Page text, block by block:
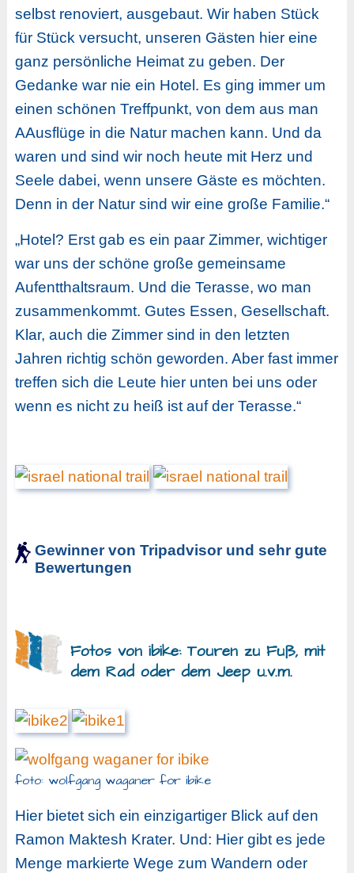
selbst renoviert, ausgebaut. Wir haben Stück
für Stück versucht, unseren Gästen hier eine
ganz persönliche Heimat zu geben. Der
Gedanke war nie ein Hotel. Es ging immer um
einen schönen Treffpunkt, von dem aus man
AAusflüge in die Natur machen kann. Und da
waren und sind wir noch heute mit Herz und
Seele dabei, wenn unsere Gäste es möchten.
Denn in der Natur sind wir eine große Familie.“
„Hotel? Erst gab es ein paar Zimmer, wichtiger
war uns der schöne große gemeinsame
Aufentthaltsraum. Und die Terasse, wo man
zusammenkommt. Gutes Essen, Gesellschaft.
Klar, auch die Zimmer sind in den letzten
Jahren richtig schön geworden. Aber fast immer
treffen sich die Leute hier unten bei uns oder
wenn es nicht zu heiß ist auf der Terasse.“
Gewinner von Tripadvisor und sehr gute
Bewertungen
Fotos von ibike: Touren zu Fuß, mit
dem Rad oder dem Jeep u.v.m.
foto: wolfgang waganer for ibike
Hier bietet sich ein einzigartiger Blick auf den
Ramon Maktesh Krater. Und: Hier gibt es jede
Menge markierte Wege zum Wandern oder